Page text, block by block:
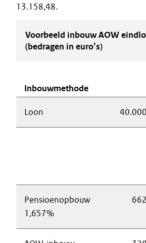
13.158,48.
Voorbeeld inbouw AOW
(bedragen in euro’s)
Inbouwmethode
Loon
Pensioenopbouw
1,657%